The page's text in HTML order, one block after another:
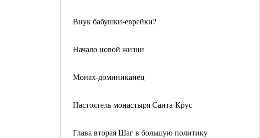
Внук бабушки-еврейки?
Начало новой жизни
Монах-доминиканец
Настоятель монастыря Санта-Крус
Глава вторая Шаг в большую политику